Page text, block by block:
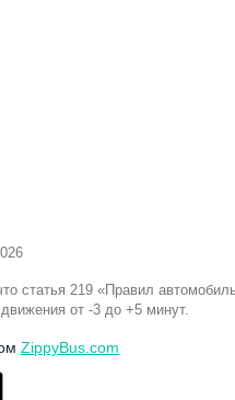
статья 219 «Правил
от -3 до +5 минут.
ZippyBus.com